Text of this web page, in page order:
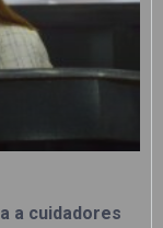
a cuidadores